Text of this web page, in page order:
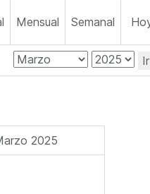
Mensual Semanal
2025